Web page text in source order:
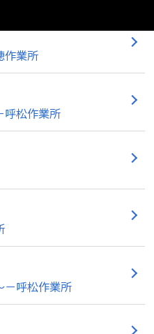
作業所
呼松作業所
－呼松作業所